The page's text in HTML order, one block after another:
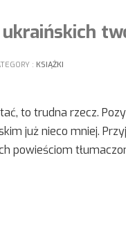
ukraińskich
: KSIĄŻKI
to trudna rzecz.
już nieco mniej.
powieściom